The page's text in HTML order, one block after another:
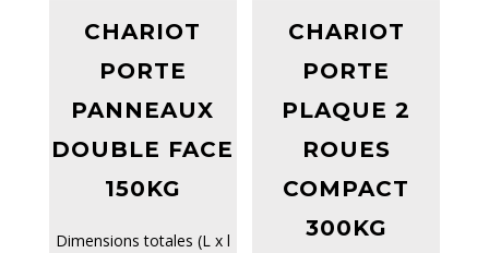
CHARIOT
PORTE
PANNEAUX
DOUBLE FACE
150KG
Dimensions totales (L x l
CHARIOT
PORTE
PLAQUE 2
ROUES
COMPACT
300KG